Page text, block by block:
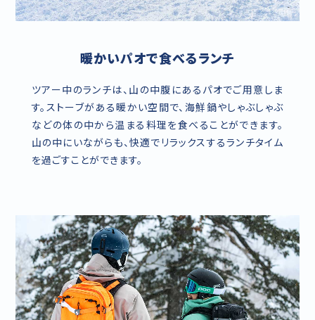
暖かいパオで食べるランチ
ツアー中のランチは、山の中腹にあるパオでご用意しま
す。ストーブがある暖かい空間で、海鮮鍋やしゃぶしゃぶ
などの体の中から温まる料理を食べることができます。
山の中にいながらも、快適でリラックスするランチタイム
を過ごすことができます。